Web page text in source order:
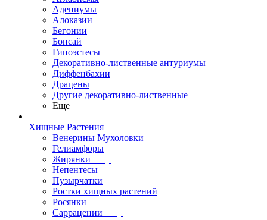
Адениумы
Алоказии
Бегонии
Бонсай
Гипоэстесы
Декоративно-лиственные антуриумы
Диффенбахии
Драцены
Другие декоративно-лиственные
Еще
Хищные Растения
Венерины Мухоловки
Гелиамфоры
Жирянки
Непентесы
Пузырчатки
Ростки хищных растений
Росянки
Саррацении